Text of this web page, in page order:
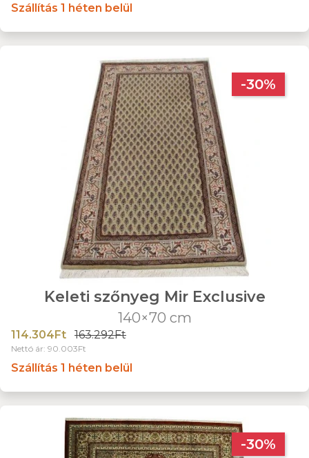
Szállítás 1 héten belül
-30%
Keleti szőnyeg Mir Exclusive
140×70 cm
114.304Ft 163.292Ft
Nettó ár: 90.003Ft
Szállítás 1 héten belül
-30%